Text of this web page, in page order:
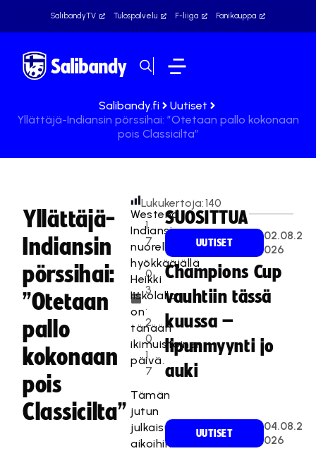
SalibandyTV Tulospalvelu F-liiga Fanikauppa
Salibandy.fi
Uutiset
Yllättäjä-Indiansin pörssihai: ”Otetaan pallo kokonaan
pois Classicilta”
Yllättäjä-
Indiansin
pörssihai:
”Otetaan
pallo
kokonaan
pois
Classicilta”
1
7
.
0
3
.
2
0
1
7
Lukukertoja:140
Westend
Indiansin
nuorella
hyökkääjällä
Heikki
Iiskolalla
on
tänään
ikimuistoinen
päivä.
Tämän
jutun
julkaisun
aikoihin
SUOSITTUA
UUTISET
02.08.2
026
Champions Cup
vauhtiin tässä
kuussa –
lipunmyynti jo
auki
UUTISET
04.08.2
026